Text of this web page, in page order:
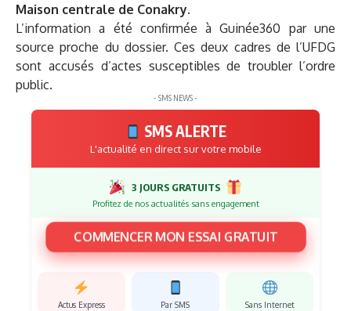
Maison centrale de Conakry.
L’information a été confirmée à Guinée360 par une
source proche du dossier. Ces deux cadres de l’UFDG
sont accusés d’actes susceptibles de troubler l’ordre
public.
- SMS NEWS -
SMS ALERTE
L'actualité en direct sur votre mobile
3 JOURS GRATUITS
Profitez de nos actualités sans engagement
COMMENCER MON ESSAI GRATUIT
Actus Express Par SMS Sans Internet